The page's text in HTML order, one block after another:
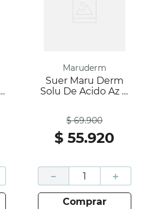
Maruderm
Suer Maru Derm
Solu De Acido Az X
$ 69.900
$ 55.920
＋
－
comprar